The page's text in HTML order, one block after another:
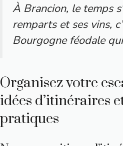
À Brancion, le temps
remparts et ses vins,
Bourgogne féodale
Organisez votre
idées d’itinéraires
pratiques